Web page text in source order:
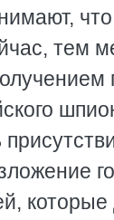
тем